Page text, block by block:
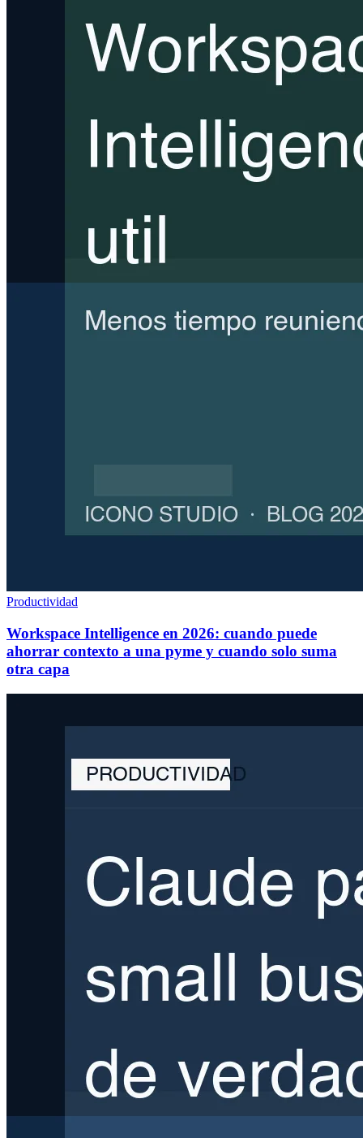
Productividad
Workspace Intelligence en 2026: cuando puede
ahorrar contexto a una pyme y cuando solo suma
otra capa